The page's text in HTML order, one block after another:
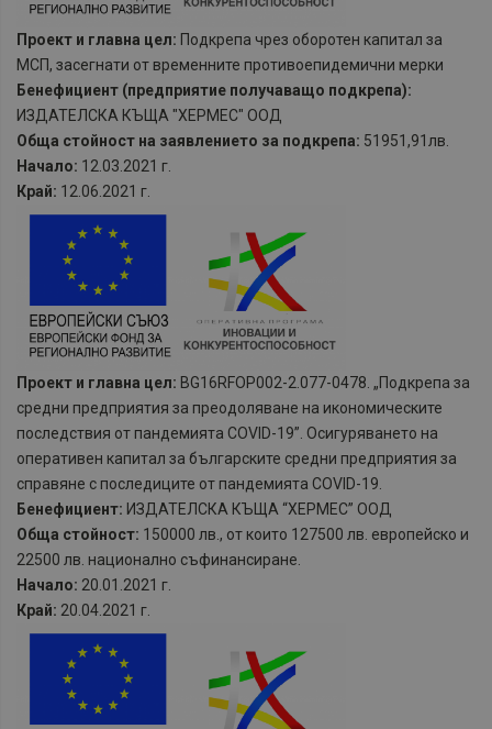
Проект и главна цел: Подкрепа чрез оборотен капитал за
МСП, засегнати от временните противоепидемични мерки
Бенефициент (предприятие получаващо подкрепа):
ИЗДАТЕЛСКА КЪЩА "ХЕРМЕС" ООД
Обща стойност на заявлението за подкрепа: 51951,91лв.
Начало: 12.03.2021 г.
Край: 12.06.2021 г.
Проект и главна цел: BG16RFOP002-2.077-0478. „Подкрепа за
средни предприятия за преодоляване на икономическите
последствия от пандемията COVID-19”. Осигуряването на
оперативен капитал за българските средни предприятия за
справяне с последиците от пандемията COVID-19.
Бенефициент: ИЗДАТЕЛСКА КЪЩА “ХЕРМЕС” ООД
Обща стойност: 150000 лв., от които 127500 лв. европейско и
22500 лв. национално съфинансиране.
Начало: 20.01.2021 г.
Край: 20.04.2021 г.